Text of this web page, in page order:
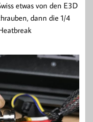
etwas von den E3D
dann die 1/4